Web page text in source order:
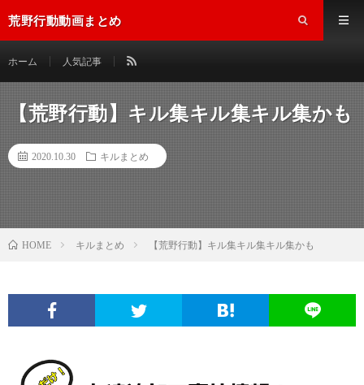
荒野行動動画まとめ
ホーム 人気記事
【荒野行動】キル集キル集キル集かも
2020.10.30 キルまとめ
HOME キルまとめ 【荒野行動】キル集キル集キル集かも